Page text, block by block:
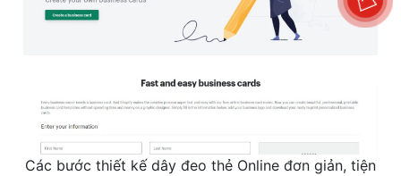
Các bước thiết kế dây đeo thẻ Online đơn giản, tiện